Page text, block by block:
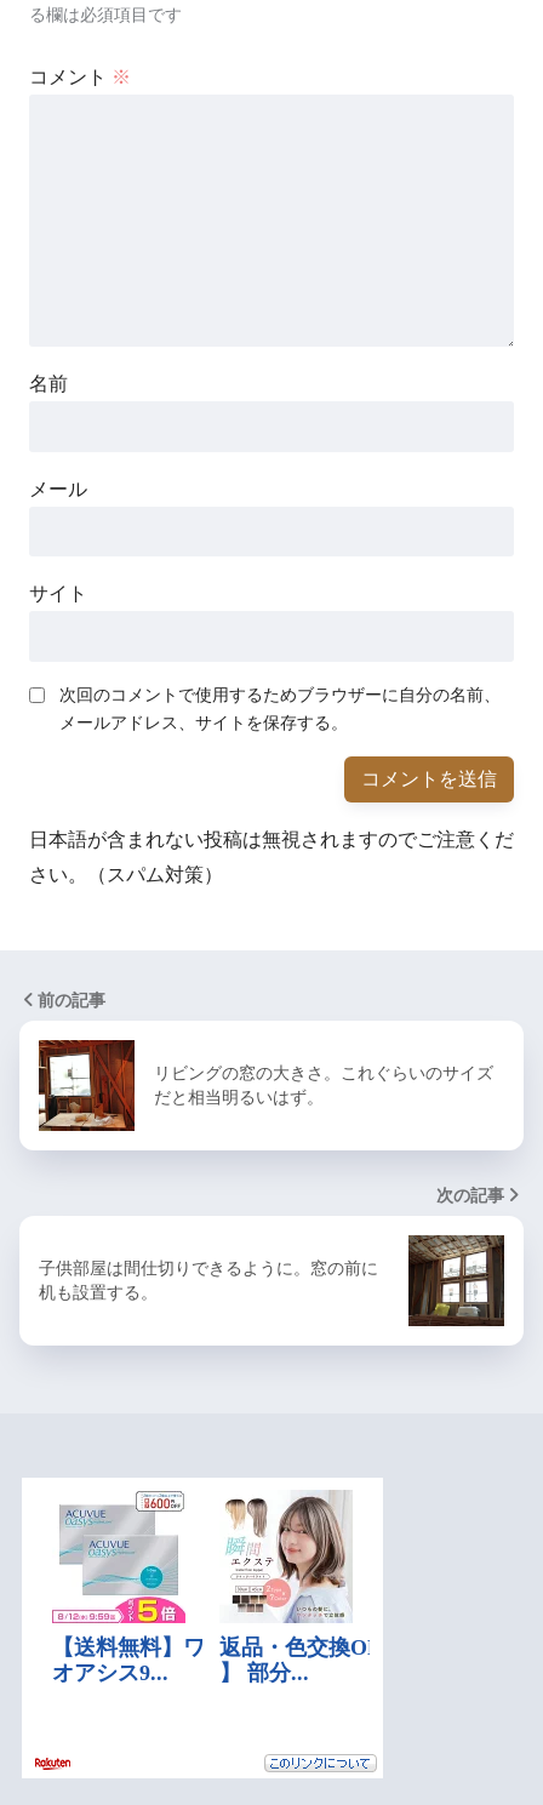
る欄は必須項目です
コメント ※
名前
メール
サイト
次回のコメントで使用するためブラウザーに自分の名前、
メールアドレス、サイトを保存する。
日本語が含まれない投稿は無視されますのでご注意くだ
さい。（スパム対策）
前の記事
リビングの窓の大きさ。これぐらいのサイズ
だと相当明るいはず。
次の記事
子供部屋は間仕切りできるように。窓の前に
机も設置する。